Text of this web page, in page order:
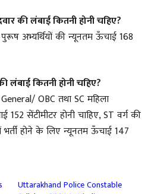
की लंबाई कितनी होनी चहिए?
अभ्यर्थियों की न्यूनतम ऊँचाई 168
कितनी होनी चहिए?
OBC तथा SC महिला
सेंटीमीटर होनी चाहिए, ST वर्ग की
होने के लिए न्यूनतम ऊँचाई 147
Uttarakhand Police Constable